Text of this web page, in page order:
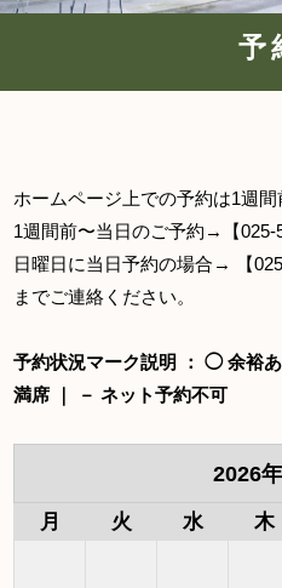
予
ホームページ上での予約は1週間
1週間前〜当日のご予約→【025-
日曜日に当日予約の場合→ 【
までご連絡ください。
予約状況マーク説明 ： ◯ 余裕
満席 ｜ － ネット予約不可
2026
月 火 水 木